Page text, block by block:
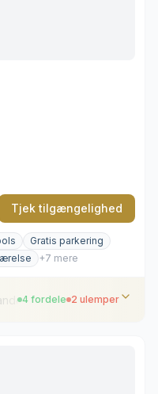
Tjek tilgængelighed
Gratis parkering
+7 mere
4 fordele 2 ulemper